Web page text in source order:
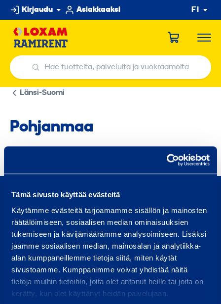
Tämä sivusto käyttää evästeitä
Käytämme evästeitä tarjoamamme sisällön ja mainosten
räätälöimiseen, sosiaalisen median ominaisuuksien
tukemiseen ja kävijämäärämme analysoimiseen. Lisäksi
jaamme sosiaalisen median, mainosalan ja analytiikka-
alan kumppaneillemme tietoja siitä, miten käytät
sivustoamme. Kumppanimme voivat yhdistää näitä
tietoja muihin tietoihin, joita olet antanut heille tai joita on
kerätty, kun olet käyttänyt heidän palvelujaan.
Hyppää
sisältöön
Kirjaudu Asiakkaaksi FI
Hae tuotteita, palveluita ja vuokraamoita
Hae tuotteita, palveluita ja vuokraamoita
Länsi-Suomi
Pohjanmaa
Soita meille, olemme täällä auttaaksemme sinua
asiakaspalvelu@ramirent.fi
Vastaamme tavallisesti vuorokauden sisällä
Etsi lähin vuokraamo
Työntekijämme auttavat sinua aina mielellään
Yleisimmät kysymykset